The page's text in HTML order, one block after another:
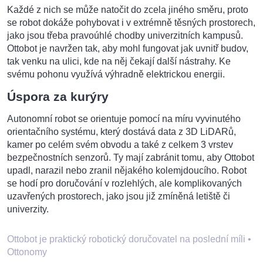
Každé z nich se může natočit do zcela jiného směru, proto
se robot dokáže pohybovat i v extrémně těsných prostorech,
jako jsou třeba pravoúhlé chodby univerzitních kampusů.
Ottobot je navržen tak, aby mohl fungovat jak uvnitř budov,
tak venku na ulici, kde na něj čekají další nástrahy. Ke
svému pohonu využívá výhradně elektrickou energii.
Úspora za kurýry
Autonomní robot se orientuje pomocí na míru vyvinutého
orientačního systému, který dostává data z 3D LiDARů,
kamer po celém svém obvodu a také z celkem 3 vrstev
bezpečnostních senzorů. Ty mají zabránit tomu, aby Ottobot
upadl, narazil nebo zranil nějakého kolemjdoucího. Robot
se hodí pro doručování v rozlehlých, ale komplikovaných
uzavřených prostorech, jako jsou již zmíněná letiště či
univerzity.
Ottobot je praktický robotický doručovatel na poslední míli •
Ottonomy